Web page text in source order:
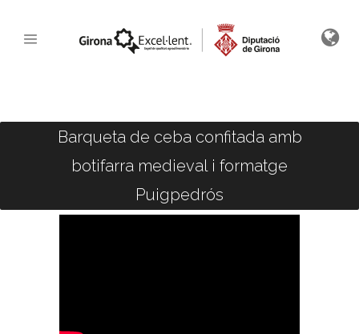
Barqueta de ceba confitada amb
botifarra medieval i formatge
Puigpedrós